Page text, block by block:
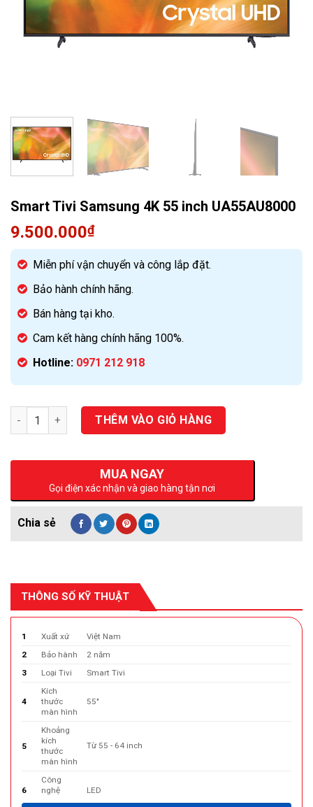
Quạt điều hòa
Smart Tivi Samsung 4K 55 inch UA55AU8000
9.500.000₫
Miễn phí vận chuyển và công lắp đặt.
Bảo hành chính hãng.
Bán hàng tại kho.
Cam kết hàng chính hãng 100%.
Hotline: 0971 212 918
Số lượng THÊM VÀO GIỎ HÀNG
MUA NGAY
Gọi điện xác nhận và giao hàng tận nơi
THÔNG SỐ KỸ THUẬT
1 Xuất xứ
Việt Nam
2
Bảo hành
2 năm
3
Loại Tivi Smart Tivi
4
Kích
thước
màn hình
55"
5
Khoảng
kích
thước
màn hình
Từ 55 - 64 inch
6
Công
nghệ
màn hình
LED